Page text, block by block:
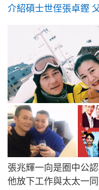
介紹碩士世侄張卓鏗
張兆輝一向是圈中公
他放下工作與太太一